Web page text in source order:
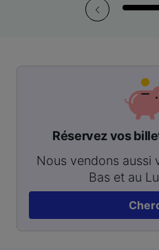
Réservez vos
Nous vendons aussi
Bas et au